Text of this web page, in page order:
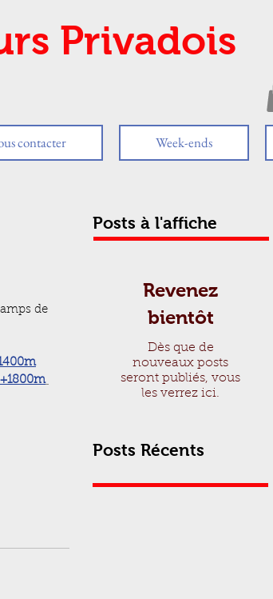
Privadois
contacter Week-ends
de
Posts à l'affiche
Revenez
bientôt
Dès que de
nouveaux posts
seront publiés, vous
les verrez ici.
Posts Récents